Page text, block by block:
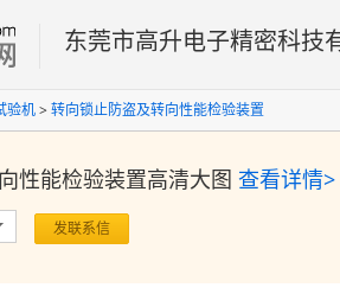
东莞市高升电子精密科技
验机>转向锁止防盗及转向性能检验装置
性能检验装置高清大图 查看详情>
发联系信